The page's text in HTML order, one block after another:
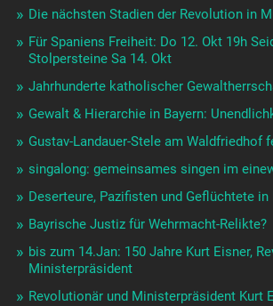
Die nächsten Stadien der Revolution in
Für Spaniens Freiheit: Do 12. Okt 19h
Stolpersteine Sa 14. Okt
Jahrhunderte katholischer
Gewalt & Hierarchie in Bayern:
Gustav-Landauer-Stele am Waldfriedhof
singalong: gemeinsames singen im
Deserteure, Pazifisten und Geflüchtete in
Bayrische Justiz für Wehrmacht-Relikte?
bis zum 14.Jan: 150 Jahre Kurt Eisner,
Ministerpräsident
Revolutionär und Ministerpräsident Kurt